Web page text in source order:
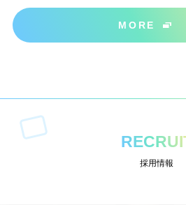
ださいね＾＾
MORE
採用情報